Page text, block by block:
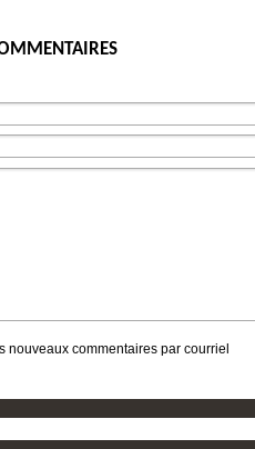
nouveaux commentaires par courriel